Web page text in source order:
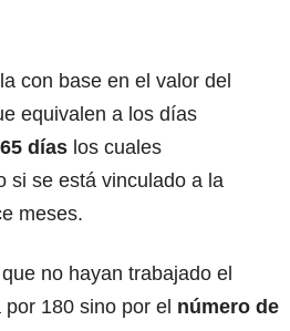
con base en el valor del
equivalen a los días
días los cuales
si se está vinculado a la
meses.
no hayan trabajado el
180 sino por el número de